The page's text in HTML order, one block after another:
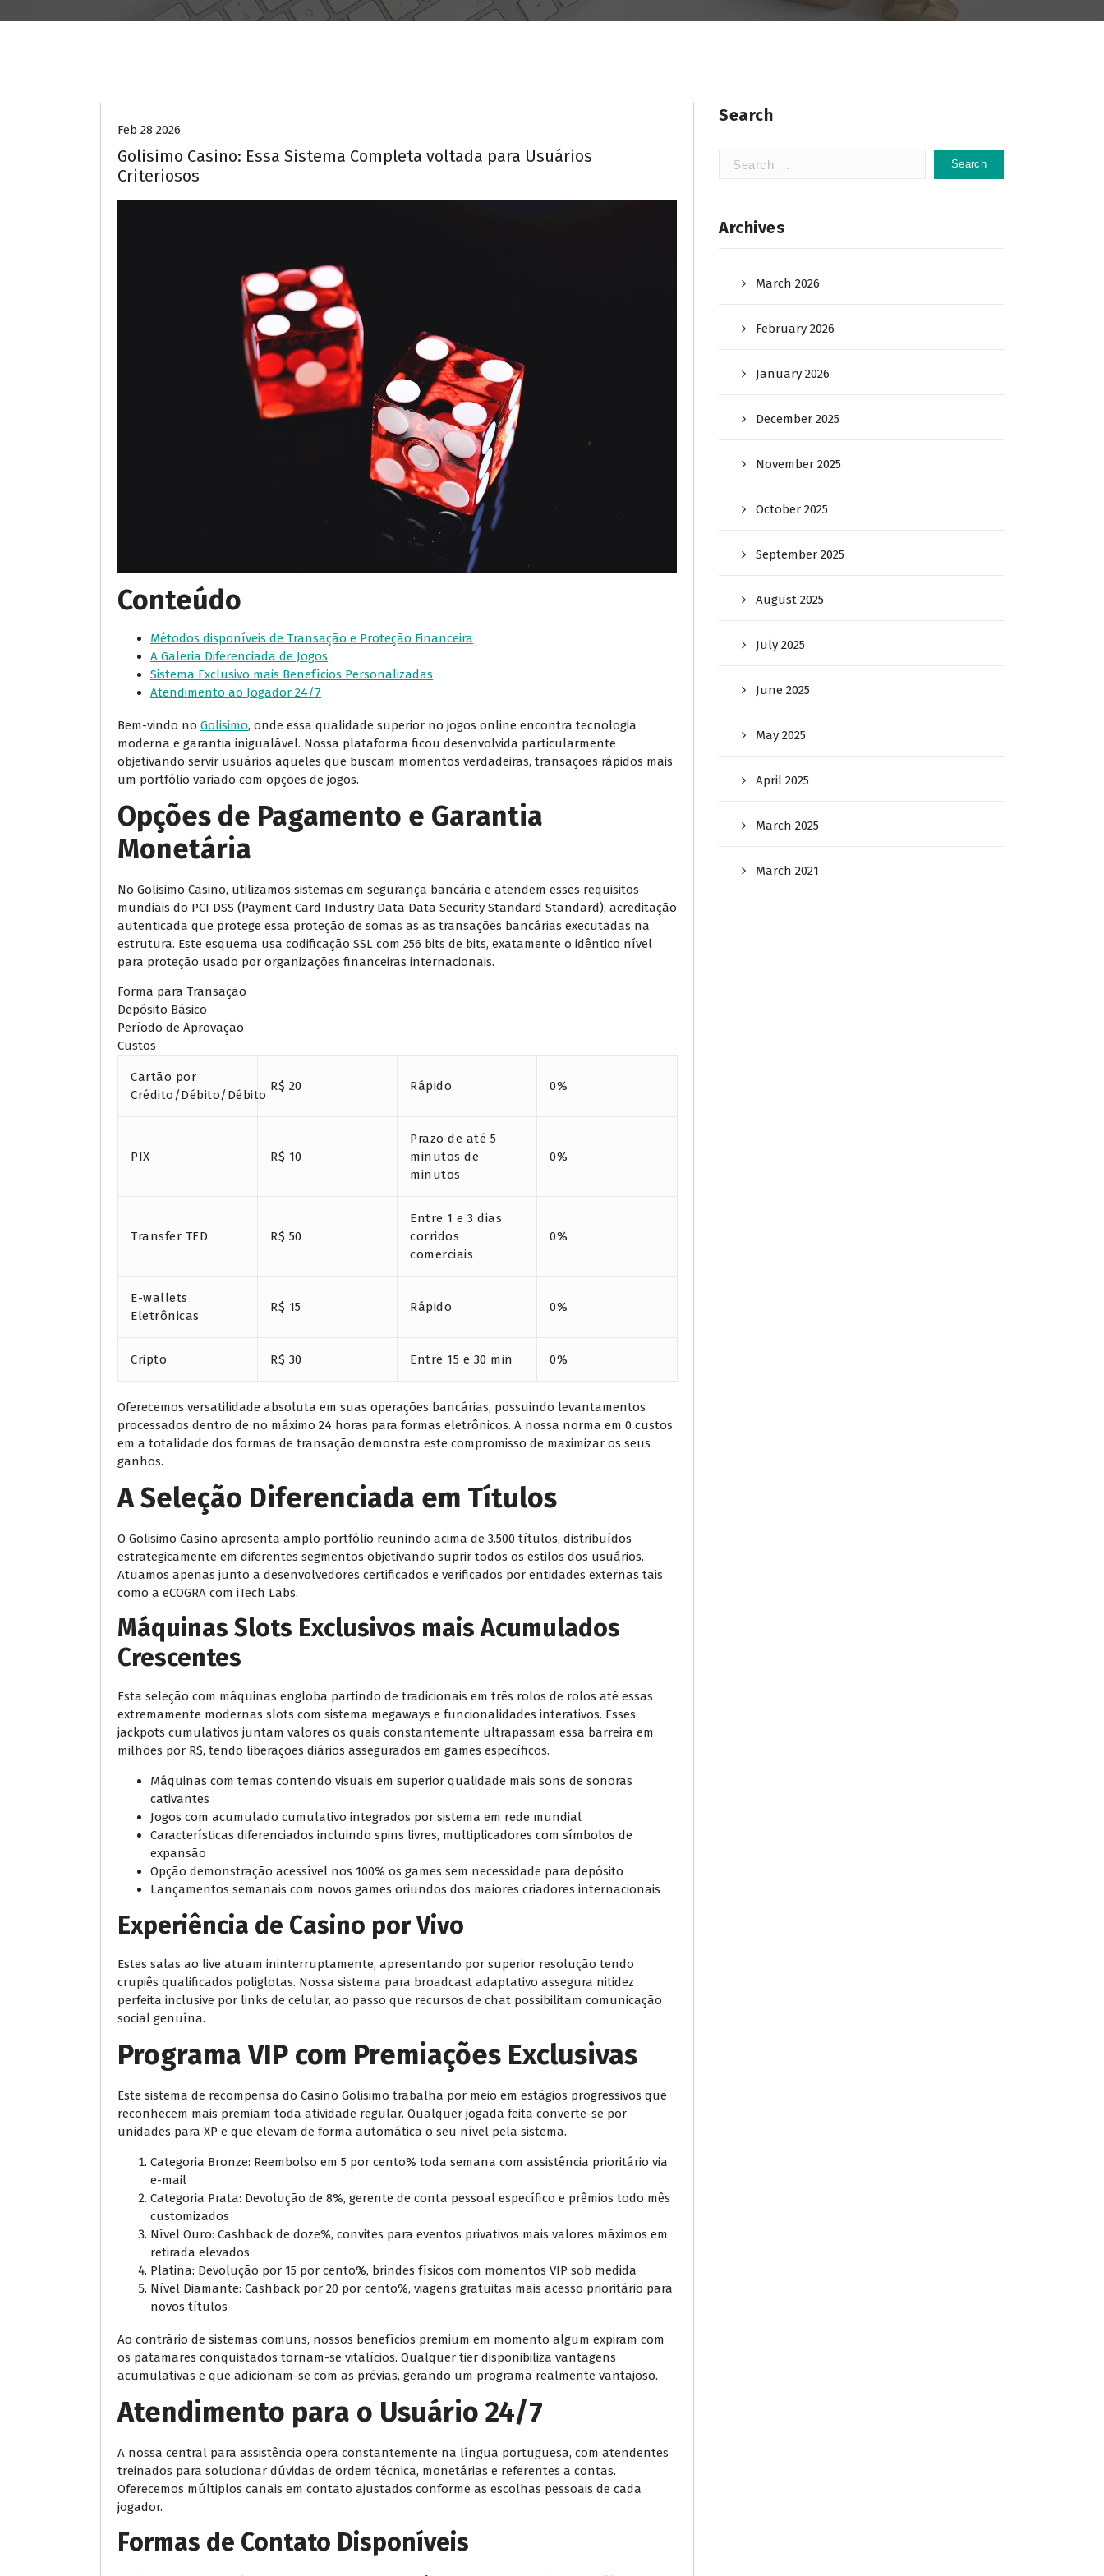
Feb 28 2026
Golisimo Casino: Essa Sistema Completa voltada para Usuários
Criteriosos
Conteúdo
Métodos disponíveis de Transação e Proteção Financeira
A Galeria Diferenciada de Jogos
Sistema Exclusivo mais Benefícios Personalizadas
Atendimento ao Jogador 24/7
Bem-vindo no Golisimo, onde essa qualidade superior no jogos online encontra tecnologia
moderna e garantia inigualável. Nossa plataforma ficou desenvolvida particularmente
objetivando servir usuários aqueles que buscam momentos verdadeiras, transações rápidos mais
um portfólio variado com opções de jogos.
Opções de Pagamento e Garantia
Monetária
No Golisimo Casino, utilizamos sistemas em segurança bancária e atendem esses requisitos
mundiais do PCI DSS (Payment Card Industry Data Data Security Standard Standard), acreditação
autenticada que protege essa proteção de somas as as transações bancárias executadas na
estrutura. Este esquema usa codificação SSL com 256 bits de bits, exatamente o idêntico nível
para proteção usado por organizações financeiras internacionais.
Forma para Transação
Depósito Básico
Período de Aprovação
Custos
Cartão por
Crédito/Débito/Débito
R$ 20 Rápido 0%
PIX R$ 10
Prazo de até 5
minutos de
minutos
0%
Transfer TED R$ 50
Entre 1 e 3 dias
corridos
comerciais
0%
E-wallets
Eletrônicas
R$ 15 Rápido 0%
Cripto R$ 30 Entre 15 e 30 min 0%
Oferecemos versatilidade absoluta em suas operações bancárias, possuindo levantamentos
processados dentro de no máximo 24 horas para formas eletrônicos. A nossa norma em 0 custos
em a totalidade dos formas de transação demonstra este compromisso de maximizar os seus
ganhos.
A Seleção Diferenciada em Títulos
O Golisimo Casino apresenta amplo portfólio reunindo acima de 3.500 títulos, distribuídos
estrategicamente em diferentes segmentos objetivando suprir todos os estilos dos usuários.
Atuamos apenas junto a desenvolvedores certificados e verificados por entidades externas tais
como a eCOGRA com iTech Labs.
Máquinas Slots Exclusivos mais Acumulados
Crescentes
Esta seleção com máquinas engloba partindo de tradicionais em três rolos de rolos até essas
extremamente modernas slots com sistema megaways e funcionalidades interativos. Esses
jackpots cumulativos juntam valores os quais constantemente ultrapassam essa barreira em
milhões por R$, tendo liberações diários assegurados em games específicos.
Máquinas com temas contendo visuais em superior qualidade mais sons de sonoras
cativantes
Jogos com acumulado cumulativo integrados por sistema em rede mundial
Características diferenciados incluindo spins livres, multiplicadores com símbolos de
expansão
Opção demonstração acessível nos 100% os games sem necessidade para depósito
Lançamentos semanais com novos games oriundos dos maiores criadores internacionais
Experiência de Casino por Vivo
Estes salas ao live atuam ininterruptamente, apresentando por superior resolução tendo
crupiês qualificados poliglotas. Nossa sistema para broadcast adaptativo assegura nitidez
perfeita inclusive por links de celular, ao passo que recursos de chat possibilitam comunicação
social genuína.
Programa VIP com Premiações Exclusivas
Este sistema de recompensa do Casino Golisimo trabalha por meio em estágios progressivos que
reconhecem mais premiam toda atividade regular. Qualquer jogada feita converte-se por
unidades para XP e que elevam de forma automática o seu nível pela sistema.
Categoria Bronze: Reembolso em 5 por cento% toda semana com assistência prioritário via
e-mail
Categoria Prata: Devolução de 8%, gerente de conta pessoal específico e prêmios todo mês
customizados
Nível Ouro: Cashback de doze%, convites para eventos privativos mais valores máximos em
retirada elevados
Platina: Devolução por 15 por cento%, brindes físicos com momentos VIP sob medida
Nível Diamante: Cashback por 20 por cento%, viagens gratuitas mais acesso prioritário para
novos títulos
Ao contrário de sistemas comuns, nossos benefícios premium em momento algum expiram com
os patamares conquistados tornam-se vitalícios. Qualquer tier disponibiliza vantagens
acumulativas e que adicionam-se com as prévias, gerando um programa realmente vantajoso.
Atendimento para o Usuário 24/7
A nossa central para assistência opera constantemente na língua portuguesa, com atendentes
treinados para solucionar dúvidas de ordem técnica, monetárias e referentes a contas.
Oferecemos múltiplos canais em contato ajustados conforme as escolhas pessoais de cada
jogador.
Formas de Contato Disponíveis
Search
Search
Archives
March 2026
February 2026
January 2026
December 2025
November 2025
October 2025
September 2025
August 2025
July 2025
June 2025
May 2025
April 2025
March 2025
March 2021